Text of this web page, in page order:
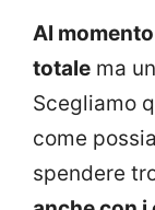
Al
totale ma
Scegliamo
come
spendere